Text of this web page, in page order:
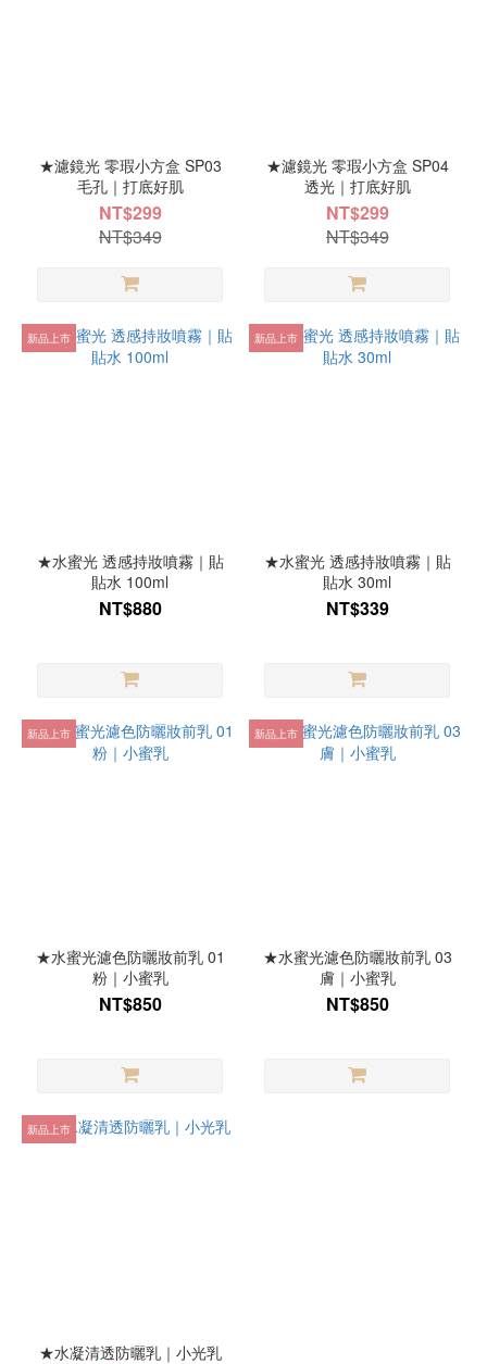
★濾鏡光 零瑕小方盒 SP03
毛孔｜打底好肌
NT$299
NT$349
★濾鏡光 零瑕小方盒 SP04
透光｜打底好肌
NT$299
NT$349
新品上市
★水蜜光 透感持妝噴霧｜貼
貼水 100ml
NT$880
新品上市
★水蜜光 透感持妝噴霧｜貼
貼水 30ml
NT$339
新品上市
★水蜜光濾色防曬妝前乳 01
粉｜小蜜乳
NT$850
新品上市
★水蜜光濾色防曬妝前乳 03
膚｜小蜜乳
NT$850
新品上市
★水凝清透防曬乳｜小光乳